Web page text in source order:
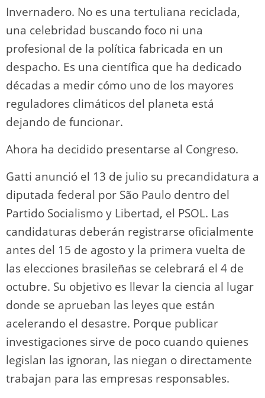
Invernadero. No es una tertuliana reciclada,
una celebridad buscando foco ni una
profesional de la política fabricada en un
despacho. Es una científica que ha dedicado
décadas a medir cómo uno de los mayores
reguladores climáticos del planeta está
dejando de funcionar.
Ahora ha decidido presentarse al Congreso.
Gatti anunció el 13 de julio su precandidatura a
diputada federal por São Paulo dentro del
Partido Socialismo y Libertad, el PSOL. Las
candidaturas deberán registrarse oficialmente
antes del 15 de agosto y la primera vuelta de
las elecciones brasileñas se celebrará el 4 de
octubre. Su objetivo es llevar la ciencia al lugar
donde se aprueban las leyes que están
acelerando el desastre. Porque publicar
investigaciones sirve de poco cuando quienes
legislan las ignoran, las niegan o directamente
trabajan para las empresas responsables.